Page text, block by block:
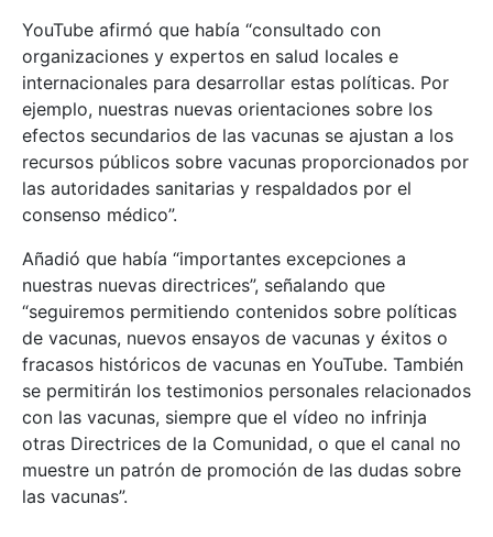
YouTube afirmó que había “consultado con
organizaciones y expertos en salud locales e
internacionales para desarrollar estas políticas. Por
ejemplo, nuestras nuevas orientaciones sobre los
efectos secundarios de las vacunas se ajustan a los
recursos públicos sobre vacunas proporcionados por
las autoridades sanitarias y respaldados por el
consenso médico”.
Añadió que había “importantes excepciones a
nuestras nuevas directrices”, señalando que
“seguiremos permitiendo contenidos sobre políticas
de vacunas, nuevos ensayos de vacunas y éxitos o
fracasos históricos de vacunas en YouTube. También
se permitirán los testimonios personales relacionados
con las vacunas, siempre que el vídeo no infrinja
otras Directrices de la Comunidad, o que el canal no
muestre un patrón de promoción de las dudas sobre
las vacunas”.